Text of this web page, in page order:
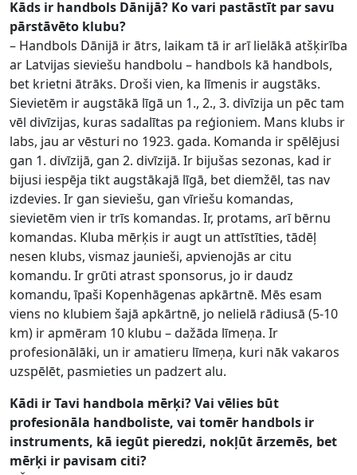
Kāds ir handbols Dānijā? Ko vari pastāstīt par savu
pārstāvēto klubu?
– Handbols Dānijā ir ātrs, laikam tā ir arī lielākā atšķirība
ar Latvijas sieviešu handbolu – handbols kā handbols,
bet krietni ātrāks. Droši vien, ka līmenis ir augstāks.
Sievietēm ir augstākā līgā un 1., 2., 3. divīzija un pēc tam
vēl divīzijas, kuras sadalītas pa reģioniem. Mans klubs ir
labs, jau ar vēsturi no 1923. gada. Komanda ir spēlējusi
gan 1. divīzijā, gan 2. divīzijā. Ir bijušas sezonas, kad ir
bijusi iespēja tikt augstākajā līgā, bet diemžēl, tas nav
izdevies. Ir gan sieviešu, gan vīriešu komandas,
sievietēm vien ir trīs komandas. Ir, protams, arī bērnu
komandas. Kluba mērķis ir augt un attīstīties, tādēļ
nesen klubs, vismaz jaunieši, apvienojās ar citu
komandu. Ir grūti atrast sponsorus, jo ir daudz
komandu, īpaši Kopenhāgenas apkārtnē. Mēs esam
viens no klubiem šajā apkārtnē, jo nelielā rādiusā (5-10
km) ir apmēram 10 klubu – dažāda līmeņa. Ir
profesionālāki, un ir amatieru līmeņa, kuri nāk vakaros
uzspēlēt, pasmieties un padzert alu.
Kādi ir Tavi handbola mērķi? Vai vēlies būt
profesionāla handboliste, vai tomēr handbols ir
instruments, kā iegūt pieredzi, nokļūt ārzemēs, bet
mērķi ir pavisam citi?